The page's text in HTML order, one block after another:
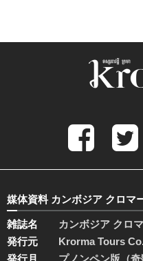
媒体資料 カンボジア クロマ
雑誌名
カンボジア クロ
発行元
Krorma Tours
発行月
プノンペン版（